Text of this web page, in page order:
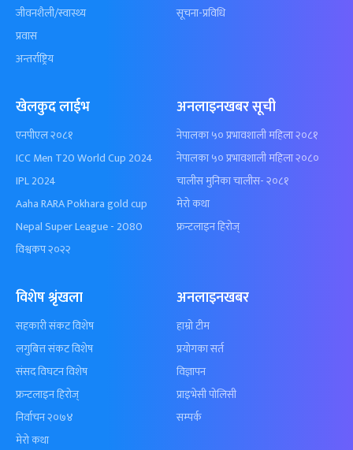
जीवनशैली/स्वास्थ्य
प्रवास
अन्तर्राष्ट्रिय
सूचना-प्रविधि
खेलकुद लाईभ
एनपीएल २०८१
ICC Men T20 World Cup 2024
IPL 2024
Aaha RARA Pokhara gold cup
Nepal Super League - 2080
विश्वकप २०२२
अनलाइनखबर सूची
नेपालका ५० प्रभावशाली महिला २०८१
नेपालका ५० प्रभावशाली महिला २०८०
चालीस मुनिका चालीस- २०८१
मेरो कथा
फ्रन्टलाइन हिरोज्
विशेष श्रृंखला
सहकारी संकट विशेष
लगुबित्त संकट विशेष
संसद विघटन विशेष
फ्रन्टलाइन हिरोज्
निर्वाचन २०७४
मेरो कथा
अनलाइनखबर
हाम्रो टीम
प्रयोगका सर्त
विज्ञापन
प्राइभेसी पोलिसी
सम्पर्क